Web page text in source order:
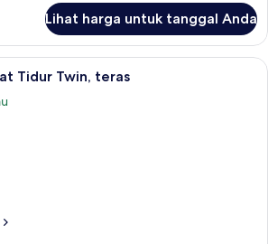
Lihat harga untuk tanggal Anda
Seprai premium, minibar, brankas,
Tidur Twin, teras